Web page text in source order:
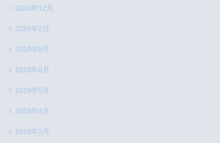
2020年12月
2020年2月
2019年8月
2019年6月
2019年5月
2019年4月
2019年3月